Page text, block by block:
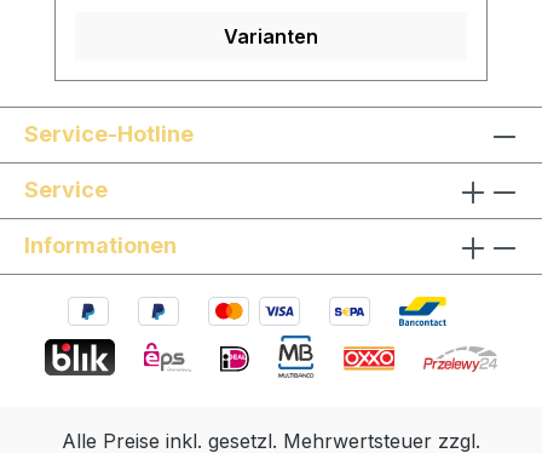
Textilschnur, Länge individuell einstellbar
geschliffen und poliert hautfreundliche
und natürliche Oberfläche *auf Wunsch
sind Sondermodelle möglich, sprechen Sie
uns gern an!
Varianten
Service-Hotline
Service
Informationen
Alle Preise inkl. gesetzl. Mehrwertsteuer zzgl.